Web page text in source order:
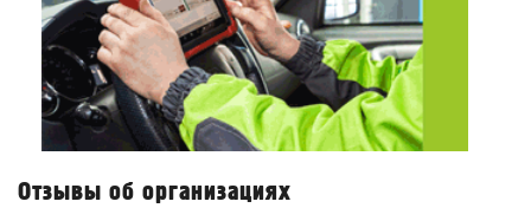
Отзывы об организациях